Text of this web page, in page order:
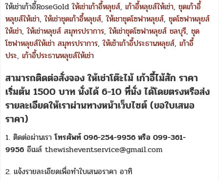
ให้เช่าเก้าอี้RoseGoldให้เช่าเก้าอี้หลุยส์, เก้าอี้หลุยส์ให้เช่า, ชุดเก้าอี้
หลุยส์ให้เช่า, ให้เช่าชุดเก้าอี้หลุยส์, ให้เชาชุดโซฟาหลุยส์, ชุดโซฟาหลุยส์
ให้เช่า, ให้เช่าหลุยส์ สมุทรปราการ, ให้เช่าชุดโซฟาหลุยส์ ชลบุรี, ชุด
โซฟาหลุยส์ให้เช่า สมุทรปราการ, ให้เช้าเก้าอี้ประธานหลุยส์, เก้าอี้
ประ, เก้าอี้ประธานหลุยส์ให้เช่า
สามารถติดต่อสั่งจองให้เช่าโต๊ะไม้ เก้าอี้ไม้สัก ราคา
เริ่มต้น 1500 บาท นั่งได้ 6-10 ที่นั่งได้โดยตรงหรือส่ง
รายละเอียดให้เราผ่านทางหน้าเว็บไซต์ (ขอใบเสนอ
ราคา)
1. ติดต่อผ่านเราโทรศัพท์ 096-254-9956 หรือ 099-361-
9956 อีเมล์ thewisheventservice@gmail.com
2. แจ้งรายละเอียดเพื่อทำใบเสนอราคา อาทิ